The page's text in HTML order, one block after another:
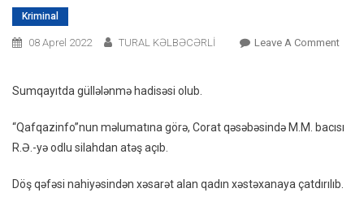
Kriminal
08 Aprel 2022 TURAL KƏLBƏCƏRLİ Leave A CommentOn
Sumqayıtda güllələnmə hadisəsi olub.
“Qafqazinfo”nun məlumatına görə, Corat qəsəbəsində M.M. bacısı
R.Ə.-yə odlu silahdan atəş açıb.
Döş qəfəsi nahiyəsindən xəsarət alan qadın xəstəxanaya çatdırılıb.